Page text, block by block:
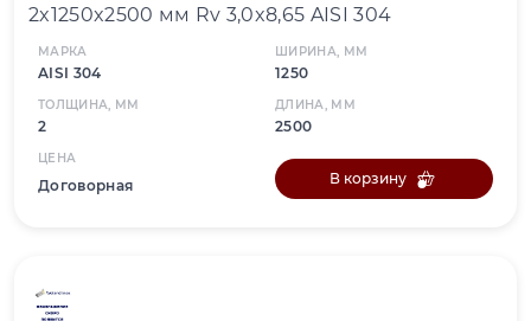
2x1250x2500 мм Rv 3,0x8,65 AISI 304
МАРКА
AISI 304
ШИРИНА, ММ
1250
ТОЛЩИНА, ММ
2
ДЛИНА, ММ
2500
ЦЕНА
Договорная В корзину